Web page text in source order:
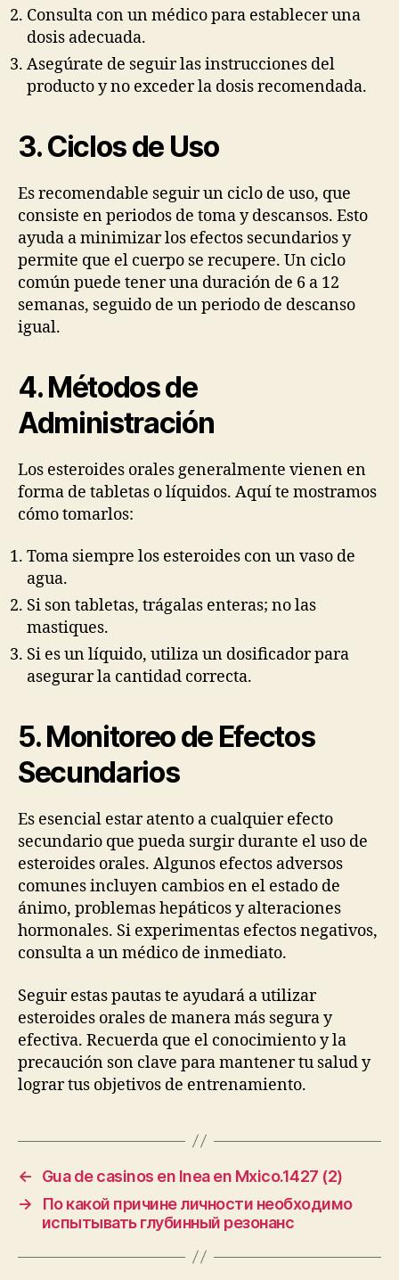
Consulta con un médico para establecer una
dosis adecuada.
Asegúrate de seguir las instrucciones del
producto y no exceder la dosis recomendada.
3. Ciclos de Uso
Es recomendable seguir un ciclo de uso, que
consiste en periodos de toma y descansos. Esto
ayuda a minimizar los efectos secundarios y
permite que el cuerpo se recupere. Un ciclo
común puede tener una duración de 6 a 12
semanas, seguido de un periodo de descanso
igual.
4. Métodos de
Administración
Los esteroides orales generalmente vienen en
forma de tabletas o líquidos. Aquí te mostramos
cómo tomarlos:
Toma siempre los esteroides con un vaso de
agua.
Si son tabletas, trágalas enteras; no las
mastiques.
Si es un líquido, utiliza un dosificador para
asegurar la cantidad correcta.
5. Monitoreo de Efectos
Secundarios
Es esencial estar atento a cualquier efecto
secundario que pueda surgir durante el uso de
esteroides orales. Algunos efectos adversos
comunes incluyen cambios en el estado de
ánimo, problemas hepáticos y alteraciones
hormonales. Si experimentas efectos negativos,
consulta a un médico de inmediato.
Seguir estas pautas te ayudará a utilizar
esteroides orales de manera más segura y
efectiva. Recuerda que el conocimiento y la
precaución son clave para mantener tu salud y
lograr tus objetivos de entrenamiento.
←
Gua de casinos en lnea en Mxico.1427 (2)
→
По какой причине личности необходимо
испытывать глубинный резонанс